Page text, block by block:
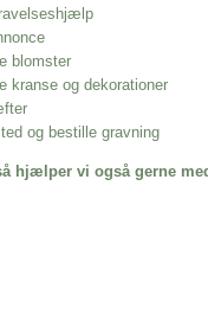
blomster
kranse og dekorationer
og bestille gravning
hjælper vi også gerne